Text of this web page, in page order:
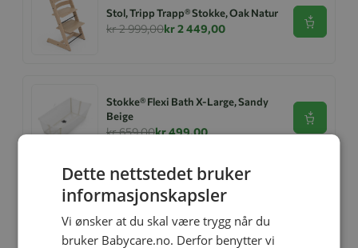
Stol, Tripp Trapp® Stokke, Oak Natur
kr 2 999,00kr 2 449,00 Se
Stokke® Flexi Bath X-Large, Sandy
Beige
kr 659,00kr 499,00
Se
Tripp Trapp® Baby Set², Stokke®,
kr 649,00kr 599,00
Dette nettstedet bruker
informasjonskapsler
Vi ønsker at du skal være trygg når du
bruker Babycare.no. Derfor benytter vi